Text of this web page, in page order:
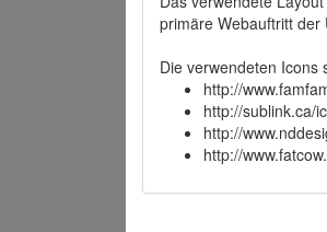
primäre Webauftritt der
Die verwendeten Icons
http://
http://sublink.ca/
http://
http://